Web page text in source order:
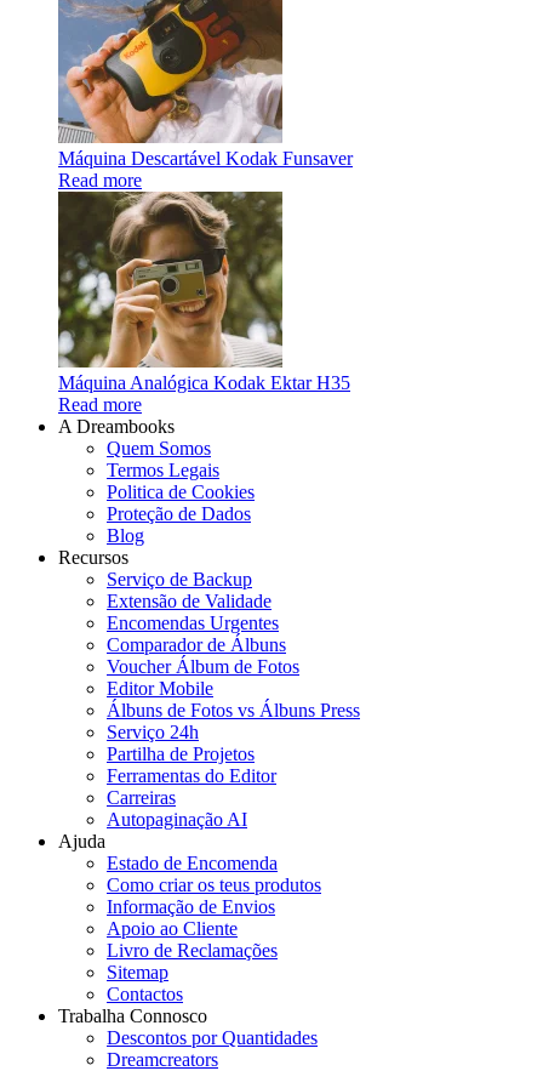
Máquina Descartável Kodak Funsaver
Read more
Máquina Analógica Kodak Ektar H35
Read more
A Dreambooks
Quem Somos
Termos Legais
Politica de Cookies
Proteção de Dados
Blog
Recursos
Serviço de Backup
Extensão de Validade
Encomendas Urgentes
Comparador de Álbuns
Voucher Álbum de Fotos
Editor Mobile
Álbuns de Fotos vs Álbuns Press
Serviço 24h
Partilha de Projetos
Ferramentas do Editor
Carreiras
Autopaginação AI
Ajuda
Estado de Encomenda
Como criar os teus produtos
Informação de Envios
Apoio ao Cliente
Livro de Reclamações
Sitemap
Contactos
Trabalha Connosco
Descontos por Quantidades
Dreamcreators